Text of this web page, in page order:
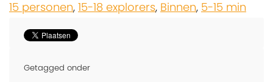
15 personen, 15-18 explorers, Binnen, 5-15 min
Getagged onder